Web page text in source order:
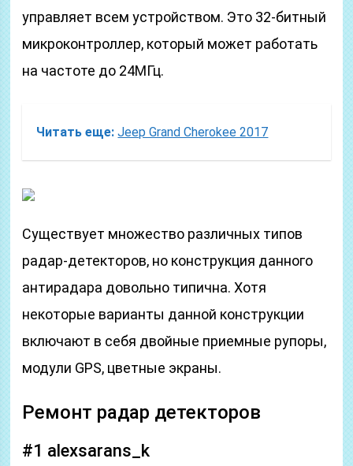
управляет всем устройством. Это 32-битный
микроконтроллер, который может работать
на частоте до 24МГц.
Читать еще: Jeep Grand Cherokee 2017
Существует множество различных типов
радар-детекторов, но конструкция данного
антирадара довольно типична. Хотя
некоторые варианты данной конструкции
включают в себя двойные приемные рупоры,
модули GPS, цветные экраны.
Ремонт радар детекторов
#1 alexsarans_k